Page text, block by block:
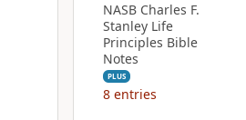
NASB Charles F.
Stanley Life
Principles Bible
Notes
PLUS
8 entries